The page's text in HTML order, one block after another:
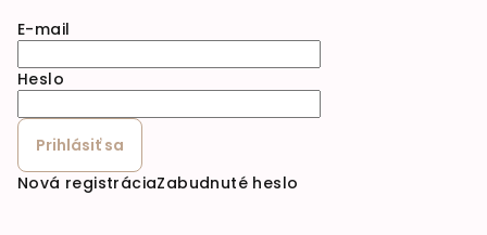
E-mail
Heslo
Prihlásiť sa
Nová registráciaZabudnuté heslo